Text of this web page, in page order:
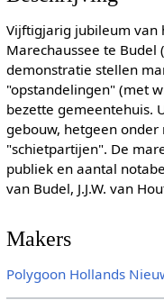
Vijftigjarig jubileum van
Marechaussee te
demonstratie stellen
"opstandelingen" (met
bezette gemeentehuis.
gebouw, hetgeen
"schietpartijen". De
publiek en aantal
van Budel, J.J.W. van
Makers
Polygoon Hollands